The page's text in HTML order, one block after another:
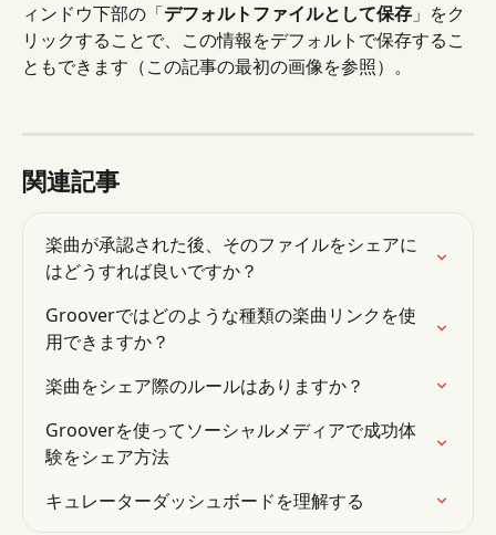
ィンドウ下部の「デフォルトファイルとして保存 」をク
リックすることで、この情報をデフォルトで保存するこ
ともできます（この記事の最初の画像を参照）。
関連記事
楽曲が承認された後、そのファイルをシェアに
はどうすれば良いですか？
Grooverではどのような種類の楽曲リンクを使
用できますか？
楽曲をシェア際のルールはありますか？
Grooverを使ってソーシャルメディアで成功体
験をシェア方法
キュレーターダッシュボードを理解する